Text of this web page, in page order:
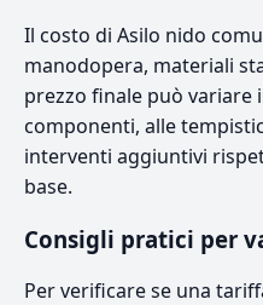
Il costo di Asilo nido
manodopera, materiali
prezzo finale può variare
componenti, alle
interventi aggiuntivi
base.
Consigli pratici per
Per verificare se una